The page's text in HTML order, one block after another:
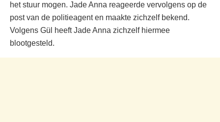
het stuur mogen. Jade Anna reageerde vervolgens op de
post van de politieagent en maakte zichzelf bekend.
Volgens Gül heeft Jade Anna zichzelf hiermee
blootgesteld.